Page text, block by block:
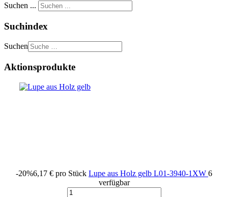
Suchen ...
Suchindex
Suchen
Aktionsprodukte
-20%6,17 € pro Stück Lupe aus Holz gelb L01-3940-1XW 6
verfügbar